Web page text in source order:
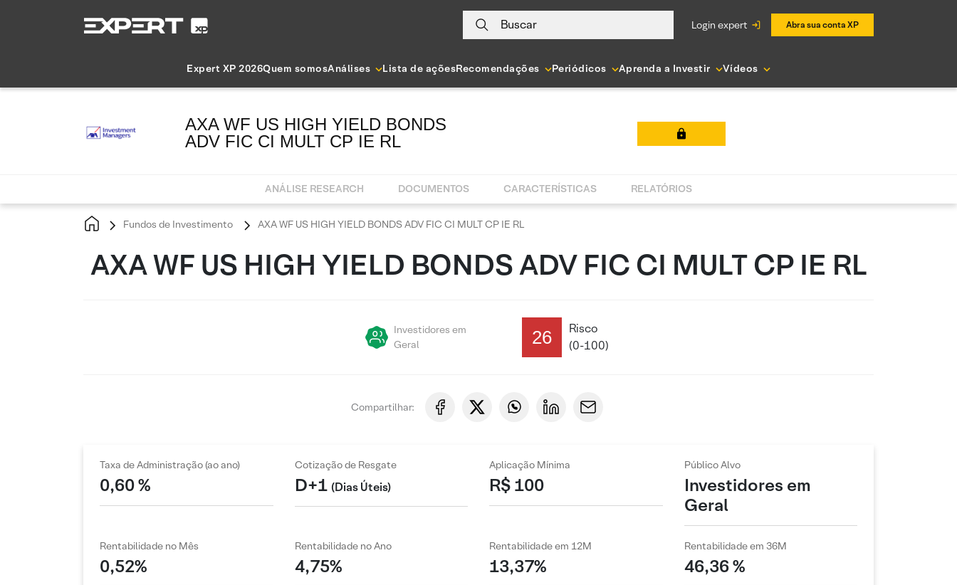
Buscar login expert Abra sua conta XP
Expert XP 2026Quem somosAnálises Lista de açõesRecomendações Periódicos Aprenda a Investir Vídeos
AXA WF US HIGH YIELD BONDS
ADV FIC CI MULT CP IE RL
ANÁLISE RESEARCH DOCUMENTOS CARACTERÍSTICAS RELATÓRIOS
Fundos de Investimento AXA WF US HIGH YIELD BONDS ADV FIC CI MULT CP IE RL
AXA WF US HIGH YIELD BONDS ADV FIC CI MULT CP IE RL
Investidores em
Geral
26
Risco
(0-100)
Compartilhar:
Taxa de Administração (ao ano)
0,60 %
Cotização de Resgate
D+1 (Dias Úteis)
Aplicação Mínima
R$ 100
Público Alvo
Investidores em
Geral
Rentabilidade no Mês
0,52%
Rentabilidade no Ano
4,75%
Rentabilidade em 12M
13,37%
Rentabilidade em 36M
46,36 %